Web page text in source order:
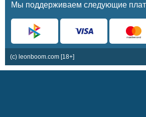
Мы поддерживаем следующие
(c) leonboom.com [18+]